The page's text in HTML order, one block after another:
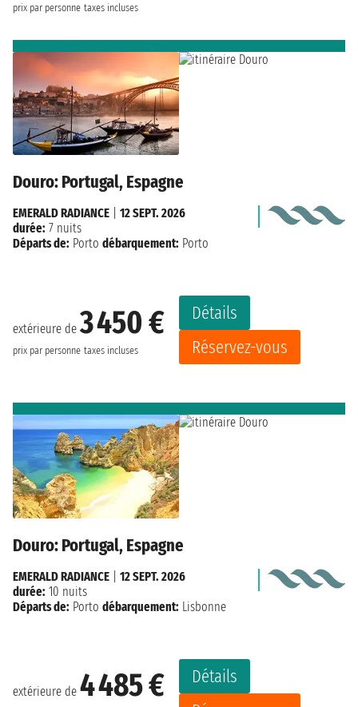
prix par personne taxes incluses
Douro: Portugal, Espagne
extérieure de3 450 €
prix par personne taxes incluses
Détails
Réservez-vous
EMERALD RADIANCE
12 SEPT. 2026
durée: 7 nuits
Départs de: Porto débarquement: Porto
Douro: Portugal, Espagne
extérieure de 4 485 €
Détails
EMERALD RADIANCE
12 SEPT. 2026
durée: 10 nuits
Départs de: Porto débarquement: Lisbonne